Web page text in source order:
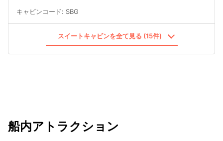
キャビンコード: SBG
スイートキャビンを全て見る (15件)
船内アトラクション